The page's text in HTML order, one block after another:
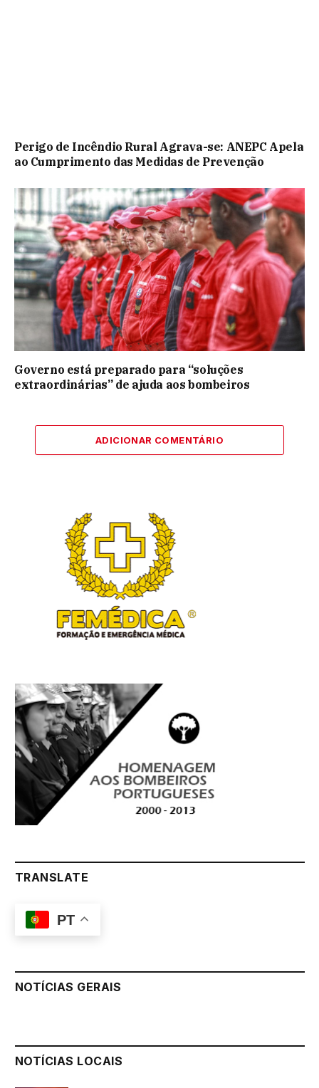
Perigo de Incêndio Rural Agrava-se: ANEPC Apela
ao Cumprimento das Medidas de Prevenção
Governo está preparado para “soluções
extraordinárias” de ajuda aos bombeiros
ADICIONAR COMENTÁRIO
TRANSLATE
PT
NOTÍCIAS GERAIS
NOTÍCIAS LOCAIS